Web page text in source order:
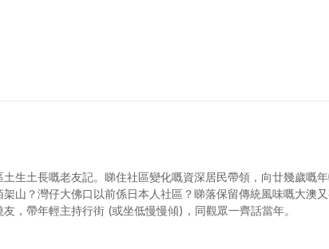
生土長嘅老友記。睇住社區變化嘅資深居民帶領，向廿幾歲嘅
山？灣仔大佛口以前係日本人社區？睇落保留傳統風味嘅大澳
，帶年輕主持行街 (或坐低慢慢傾)，同觀眾一齊話當年。